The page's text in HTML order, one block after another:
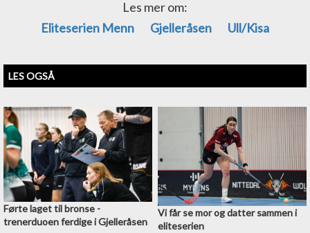
Les mer om:
Eliteserien Menn
Gjelleråsen Ull/Kisa
LES OGSÅ
Førte laget til bronse -
trenerduoen ferdige i Gjelleråsen
Vi får se mor og datter sammen i
eliteserien